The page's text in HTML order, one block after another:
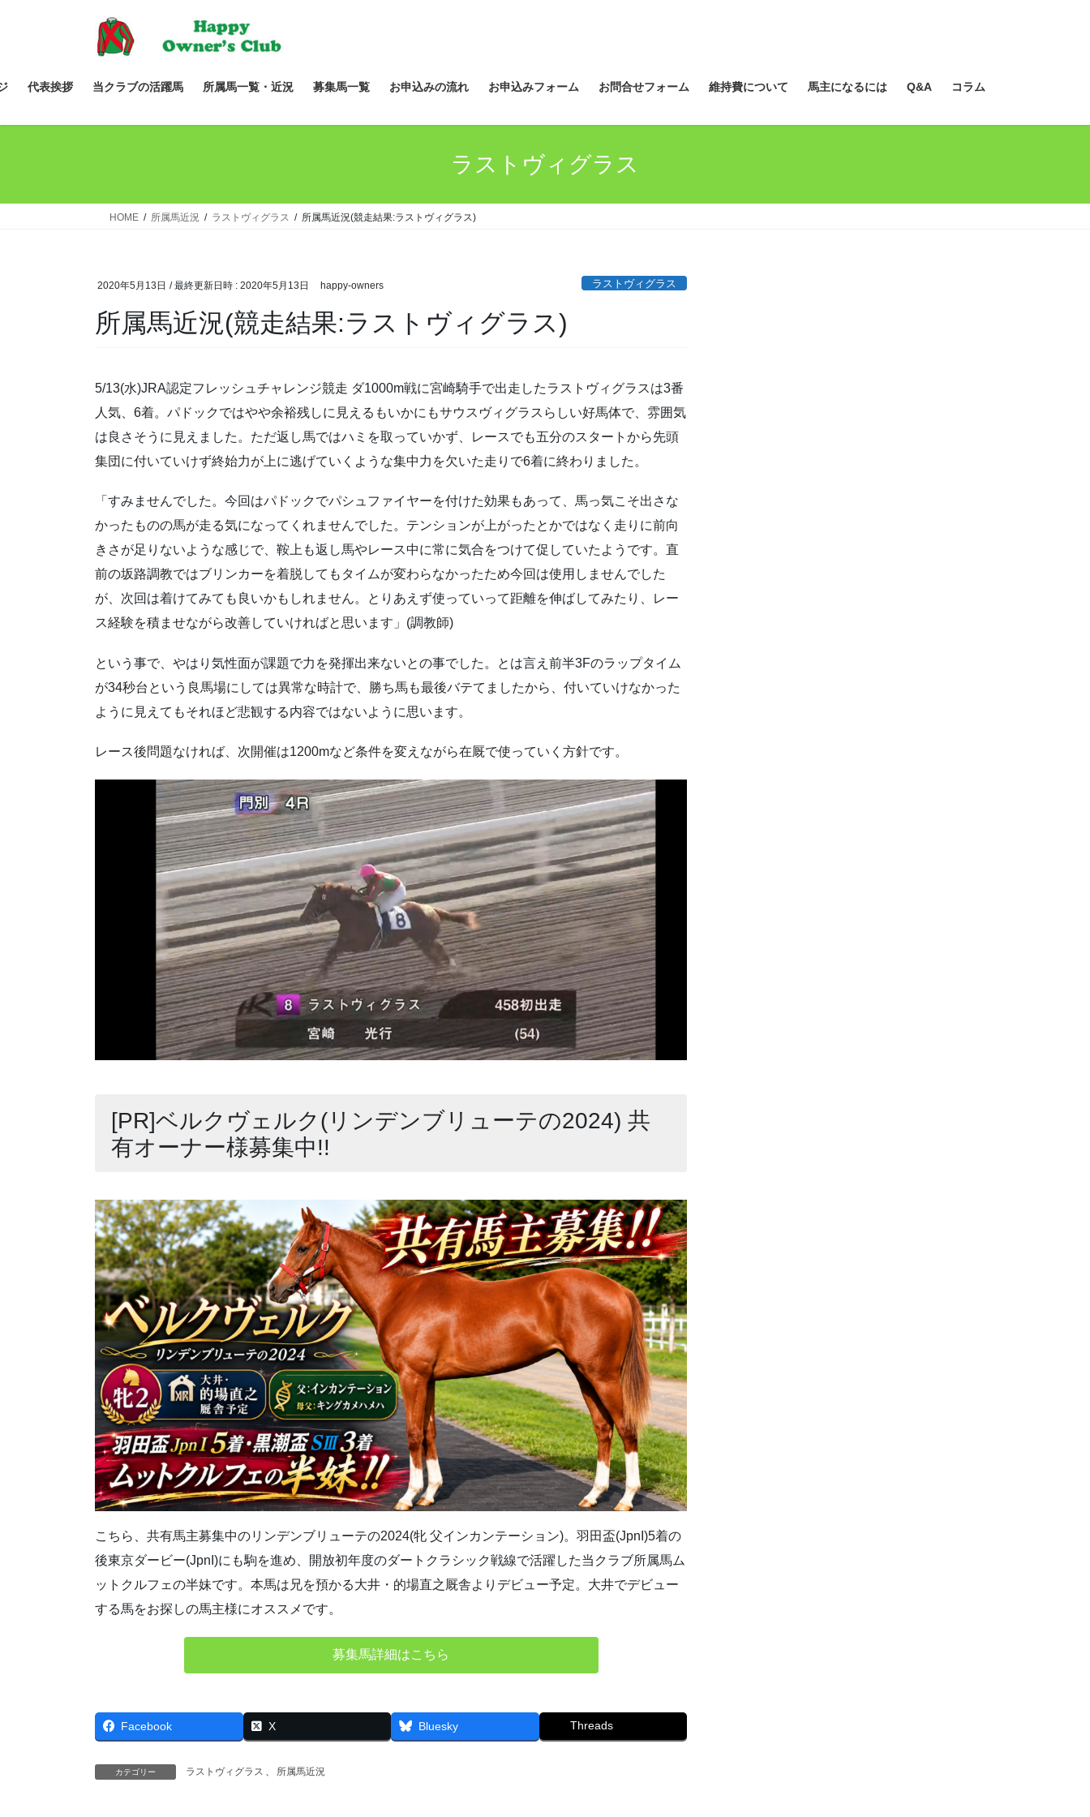
ツ
ス
シ
ン
代表挨拶 当クラブの活躍馬 所属馬一覧・近況 募集馬一覧 お申込みの流れ お申込みフォーム お問合せフォーム 維持費について 馬主になるには Q&A コラム
ラストヴィグラス
HOME 所属馬近況 ラストヴィグラス 所属馬近況(競走結果:ラストヴィグラス)
2020年5月13日 / 最終更新日時 : 2020年5月13日 happy-owners ラストヴィグラス
所属馬近況(競走結果:ラストヴィグラス)
5/13(水)JRA認定フレッシュチャレンジ競走 ダ1000m戦に宮崎騎手で出走したラストヴィグラスは3番
人気、6着。パドックではやや余裕残しに見えるもいかにもサウスヴィグラスらしい好馬体で、雰囲気
は良さそうに見えました。ただ返し馬ではハミを取っていかず、レースでも五分のスタートから先頭
集団に付いていけず終始力が上に逃げていくような集中力を欠いた走りで6着に終わりました。
「すみませんでした。今回はパドックでパシュファイヤーを付けた効果もあって、馬っ気こそ出さな
かったものの馬が走る気になってくれませんでした。テンションが上がったとかではなく走りに前向
きさが足りないような感じで、鞍上も返し馬やレース中に常に気合をつけて促していたようです。直
前の坂路調教ではブリンカーを着脱してもタイムが変わらなかったため今回は使用しませんでした
が、次回は着けてみても良いかもしれません。とりあえず使っていって距離を伸ばしてみたり、レー
ス経験を積ませながら改善していければと思います」(調教師)
という事で、やはり気性面が課題で力を発揮出来ないとの事でした。とは言え前半3Fのラップタイム
が34秒台という良馬場にしては異常な時計で、勝ち馬も最後バテてましたから、付いていけなかった
ように見えてもそれほど悲観する内容ではないように思います。
レース後問題なければ、次開催は1200mなど条件を変えながら在厩で使っていく方針です。
[PR]ベルクヴェルク(リンデンブリューテの2024) 共
有オーナー様募集中!!
こちら、共有馬主募集中のリンデンブリューテの2024(牝 父インカンテーション)。羽田盃(JpnI)5着の
後東京ダービー(JpnI)にも駒を進め、開放初年度のダートクラシック戦線で活躍した当クラブ所属馬ム
ットクルフェの半妹です。本馬は兄を預かる大井・的場直之厩舎よりデビュー予定。大井でデビュー
する馬をお探しの馬主様にオススメです。
募集馬詳細はこちら
Facebook X Bluesky Threads
カテゴリー ラストヴィグラス 、 所属馬近況